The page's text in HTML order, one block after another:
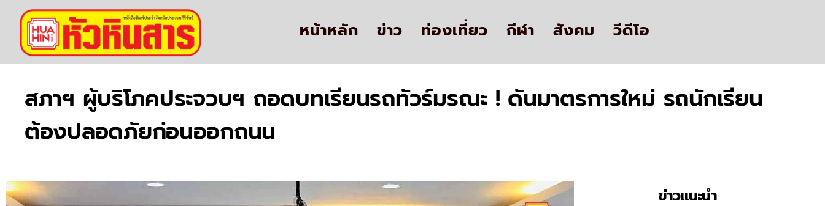
หน้าหลัก ข่าว ท่องเที่ยว กีฬา สังคม วีดีโอ
สภาฯ ผู้บริโภคประจวบฯ ถอดบทเรียนรถทัวร์มรณะ ! ดันมาตรการใหม่ รถนักเรียน
ต้องปลอดภัยก่อนออกถนน
ข่าวแนะนำ